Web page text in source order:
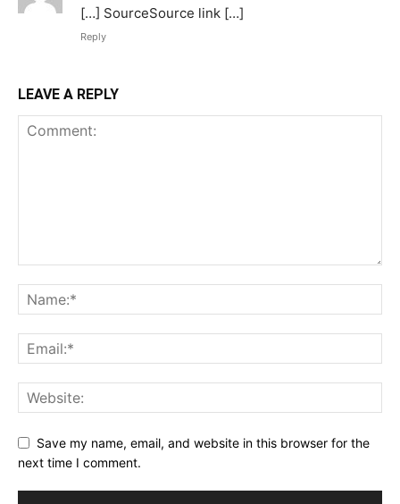
[…] SourceSource link […]
Reply
LEAVE A REPLY
Save my name, email, and website in this browser for the
next time I comment.